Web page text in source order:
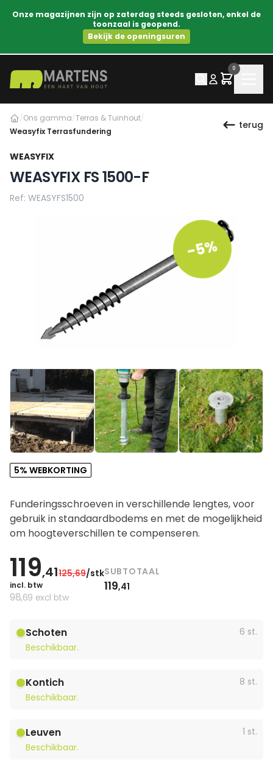
Onze magazijnen zijn op zaterdag steeds gesloten, enkel de
toonzaal is geopend.
Bekijk de openingsuren
0
/Ons gamma/Terras & Tuinhout/
Weasyfix Terrasfundering
terug
WEASYFIX
WEASYFIX FS 1500-F
Ref: WEASYFS1500
-5%
5% WEBKORTING
Funderingsschroeven in verschillende lengtes, voor
gebruik in standaardbodems en met de mogelijkheid
om hoogteverschillen te compenseren.
119,41125,69/stk
incl. btw
98,69 excl btw
SUBTOTAAL
119,41
Schoten
6 st.
Beschikbaar.
Kontich
8 st.
Beschikbaar.
Leuven
1 st.
Beschikbaar.